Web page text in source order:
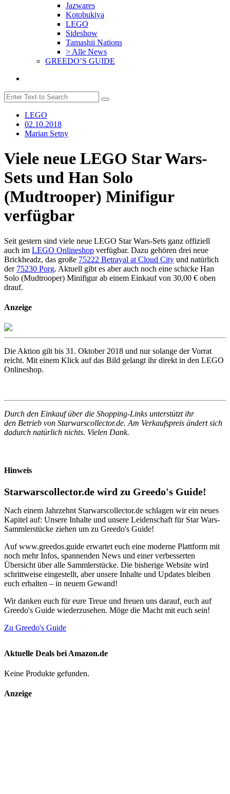
Jazwares
Kotobukiya
LEGO
Sideshow
Tamashii Nations
> Alle News
GREEDO’S GUIDE
LEGO
02.10.2018
Marian Setny
Viele neue LEGO Star Wars-
Sets und Han Solo
(Mudtrooper) Minifigur
verfügbar
Seit gestern sind viele neue LEGO Star Wars-Sets ganz offiziell
auch im LEGO Onlineshop verfügbar. Dazu gehören drei neue
Brickheadz, das große 75222 Betrayal at Cloud City und natürlich
der 75230 Porg. Aktuell gibt es aber auch noch eine schicke Han
Solo (Mudtrooper) Minifigur ab einem Einkauf von 30,00 € oben
drauf.
Anzeige
Die Aktion gilt bis 31. Oktober 2018 und nur solange der Vorrat
reicht. Mit einem Klick auf das Bild gelangt ihr direkt in den LEGO
Onlineshop.
Durch den Einkauf über die Shopping-Links unterstützt ihr
den Betrieb von Starwarscollector.de. Am Verkaufspreis ändert sich
dadurch natürlich nichts. Vielen Dank.
Hinweis
Starwarscollector.de wird zu Greedo's Guide!
Nach einem Jahrzehnt Starwarscollector.de schlagen wir ein neues
Kapitel auf: Unsere Inhalte und unsere Leidenschaft für Star Wars-
Sammlerstücke ziehen um zu Greedo's Guide!
Auf www.greedos.guide erwartet euch eine moderne Plattform mit
noch mehr Infos, spannenden News und einer verbesserten
Übersicht über alle Sammlerstücke. Die bisherige Website wird
schrittweise eingestellt, aber unsere Inhalte und Updates bleiben
euch erhalten – in neuem Gewand!
Wir danken euch für eure Treue und freuen uns darauf, euch auf
Greedo's Guide wiederzusehen. Möge die Macht mit euch sein!
Zu Greedo's Guide
Aktuelle Deals bei Amazon.de
Keine Produkte gefunden.
Anzeige